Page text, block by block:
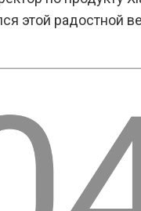
этой радостной